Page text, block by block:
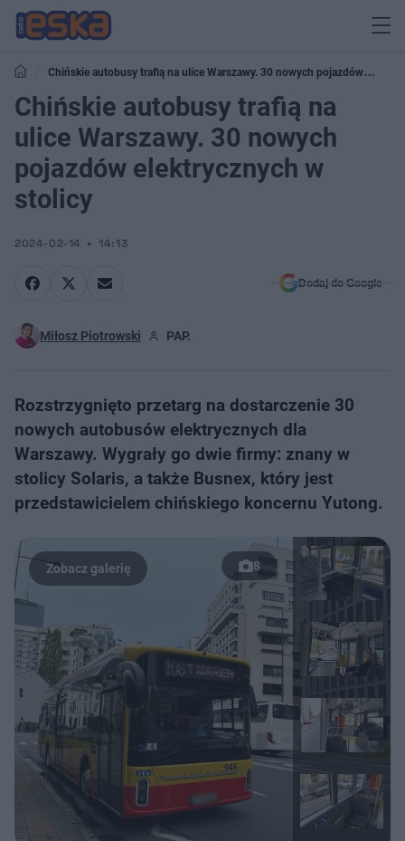
Chińskie autobusy trafią na ulice Warszawy. 30 nowych pojazdów
elektrycznych w stolicy
Chińskie autobusy trafią na
ulice Warszawy. 30 nowych
pojazdów elektrycznych w
stolicy
2024-02-14 14:13
Dodaj do Google
Miłosz Piotrowski PAP.
Rozstrzygnięto przetarg na dostarczenie 30
nowych autobusów elektrycznych dla
Warszawy. Wygrały go dwie firmy: znany w
stolicy Solaris, a także Busnex, który jest
przedstawicielem chińskiego koncernu Yutong.
8